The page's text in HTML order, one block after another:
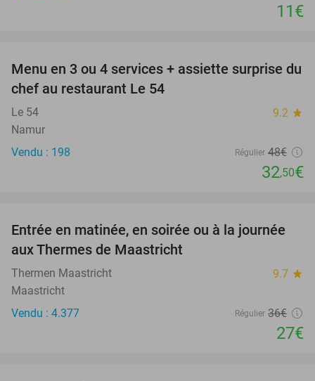
11€
32%
Menu en 3 ou 4 services + assiette surprise du
chef au restaurant Le 54
Le 54 9.2 star
Namur
Vendu : 198
Régulier 48€
32,50€
25%
Entrée en matinée, en soirée ou à la journée
aux Thermes de Maastricht
Thermen Maastricht 9.7 star
Maastricht
Vendu : 4.377
Régulier 36€
27€